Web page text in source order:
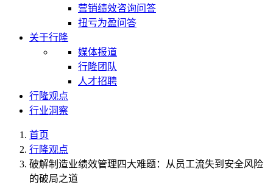
营销绩效咨询问答
扭亏为盈问答
关于行隆
媒体报道
行隆团队
人才招聘
行隆观点
行业洞察
首页
行隆观点
破解制造业绩效管理四大难题：从员工流失到安全风险
的破局之道